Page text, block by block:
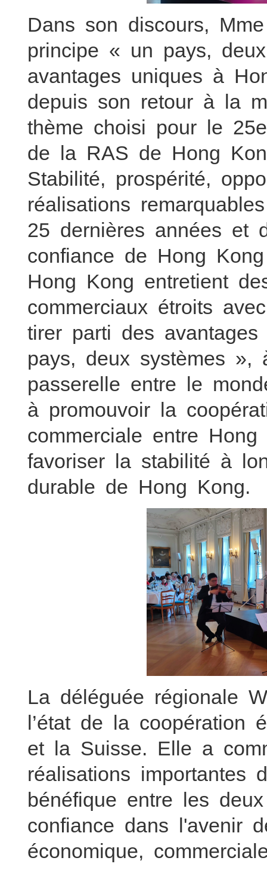
Dans son discours,
principe « un pays,
avantages uniques à
depuis son retour à la
thème choisi pour le
de la RAS de Hong
Stabilité, prospérité,
réalisations
25 dernières années et
confiance de Hong
Hong Kong entretient
commerciaux étroits
tirer parti des
pays, deux systèmes
passerelle entre le
à promouvoir la
commerciale entre
favoriser la stabilité à
durable de Hong Kong.
La déléguée régionale
l’état de la coopération
et la Suisse. Elle a
réalisations importantes
bénéfique entre les
confiance dans l'avenir
économique,